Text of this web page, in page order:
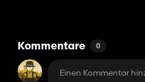
Kommentare 0